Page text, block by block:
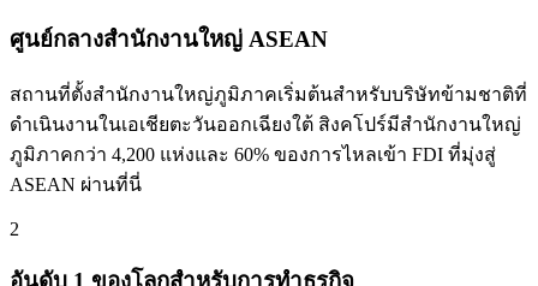
ศูนย์กลางสำนักงานใหญ่ ASEAN
สถานที่ตั้งสำนักงานใหญ่ภูมิภาคเริ่มต้นสำหรับบริษัทข้ามชาติที่
ดำเนินงานในเอเชียตะวันออกเฉียงใต้ สิงคโปร์มีสำนักงานใหญ่
ภูมิภาคกว่า 4,200 แห่งและ 60% ของการไหลเข้า FDI ที่มุ่งสู่
ASEAN ผ่านที่นี่
2
อันดับ 1 ของโลกสำหรับการทำธุรกิจ